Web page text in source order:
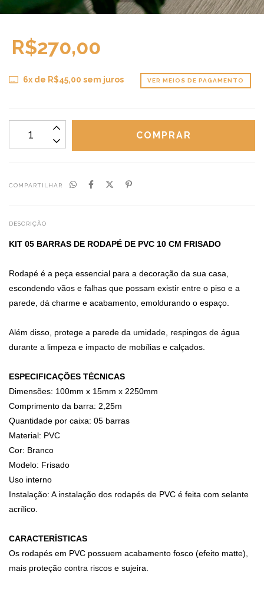
R$270,00
6x de R$45,00 sem juros VER MEIOS DE PAGAMENTO
COMPARTILHAR
DESCRIÇÃO
KIT 05 BARRAS DE RODAPÉ DE PVC 10 CM FRISADO
Rodapé é a peça essencial para a decoração da sua casa,
escondendo vãos e falhas que possam existir entre o piso e a
parede, dá charme e acabamento, emoldurando o espaço.
Além disso, protege a parede da umidade, respingos de água
durante a limpeza e impacto de mobílias e calçados.
ESPECIFICAÇÕES TÉCNICAS
Dimensões: 100mm x 15mm x 2250mm
Comprimento da barra: 2,25m
Quantidade por caixa: 05 barras
Material: PVC
Cor: Branco
Modelo: Frisado
Uso interno
Instalação: A instalação dos rodapés de PVC é feita com selante
acrílico.
CARACTERÍSTICAS
Os rodapés em PVC possuem acabamento fosco (efeito matte),
mais proteção contra riscos e sujeira.